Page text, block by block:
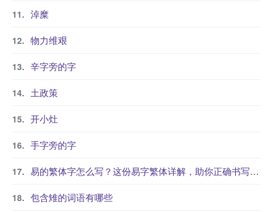
淖糜
物力维艰
辛字旁的字
土政策
开小灶
手字旁的字
易的繁体字怎么写？这份易字繁体详解，助你正确书写汉字_汉字繁体学习
包含雉的词语有哪些